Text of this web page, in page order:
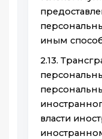
иным
2.13.
власти